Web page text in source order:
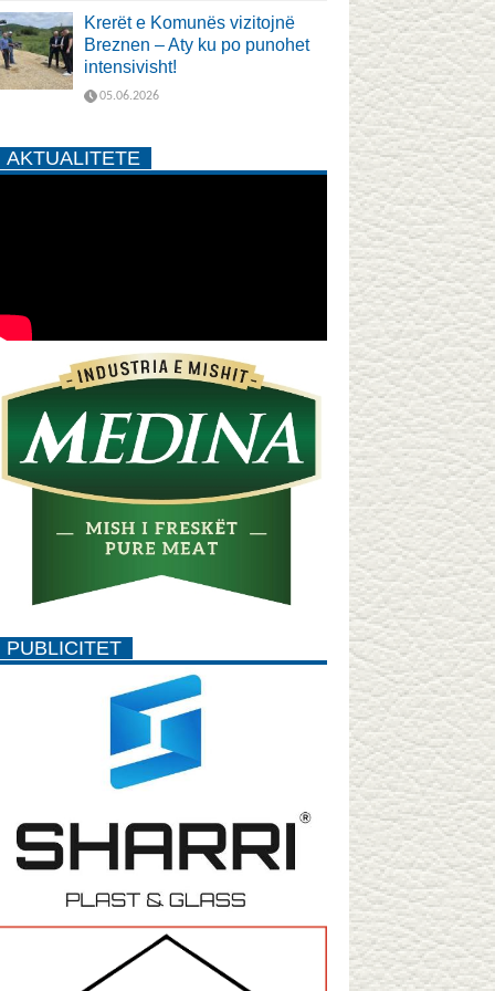
Krerët e Komunës vizitojnë
Breznen – Aty ku po punohet
intensivisht!
05.06.2026
AKTUALITETE
PUBLICITET